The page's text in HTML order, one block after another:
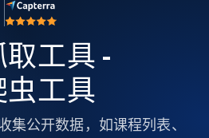
工具 -
工具
集公开数据，如课程列表、